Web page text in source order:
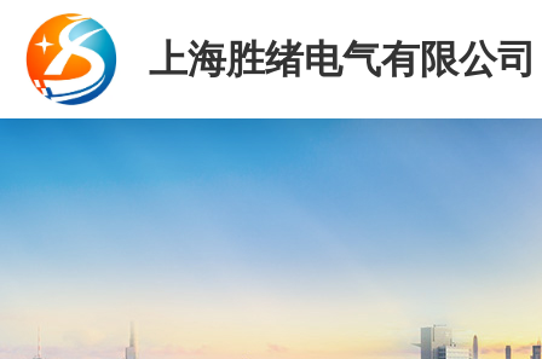
上海胜绪电气有限公司